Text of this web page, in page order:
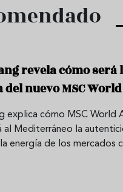
revela cómo será
nuevo MSC
explica cómo MSC World
al Mediterráneo la
energía de los mercados